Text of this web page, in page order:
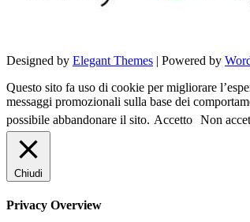
Designed by Elegant Themes | Powered by
Questo sito fa uso di cookie per migliorare
messaggi promozionali sulla base dei
possibile abbandonare il sito. Accetto Non
Chiudi
Privacy Overview